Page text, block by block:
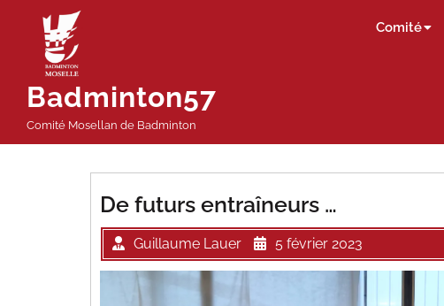
contenu
Badminton57
Comité Mosellan de Badminton
Comité
De futurs entraîneurs …
Guillaume Lauer 5 février 2023